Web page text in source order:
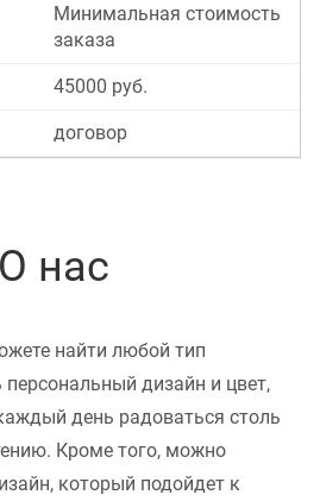
Минимальная стоимость
заказа
45000 руб.
договор
О нас
найти любой тип
персональный дизайн и цвет,
день радоваться столь
Кроме того, можно
который подойдет к